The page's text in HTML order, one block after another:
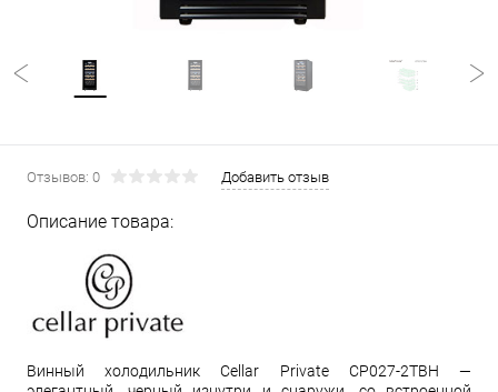
Отзывов: 0 Добавить отзыв
Описание товара:
Винный холодильник Cellar Private CP027-2TBH —